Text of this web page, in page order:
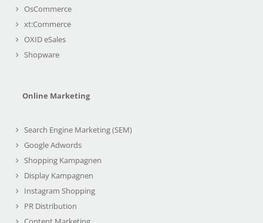
OsCommerce
xt:Commerce
OXID eSales
Shopware
Online Marketing
Search Engine Marketing (SEM)
Google Adwords
Shopping Kampagnen
Display Kampagnen
Instagram Shopping
PR Distribution